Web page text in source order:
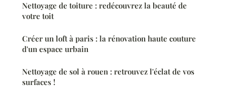
Nettoyage de toiture : redécouvrez la beauté de
votre toit
Créer un loft à paris : la rénovation haute couture
d'un espace urbain
Nettoyage de sol à rouen : retrouvez l'éclat de vos
surfaces !